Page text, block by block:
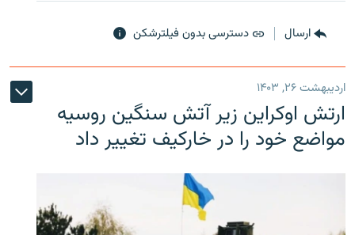
ارسال دسترسی بدون فیلترشکن
اردیبهشت ۲۶, ۱۴۰۳
ارتش اوکراین زیر آتش سنگین روسیه
مواضع خود را در خارکیف تغییر داد